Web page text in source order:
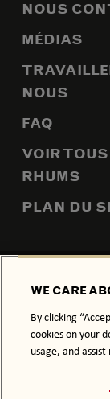
NOUS
MÉDIAS
NOUS
FAQ
VOIR
RHUMS
PLAN DU
NOTRE
WE CARE
By clicking
cookies on your
usage, and